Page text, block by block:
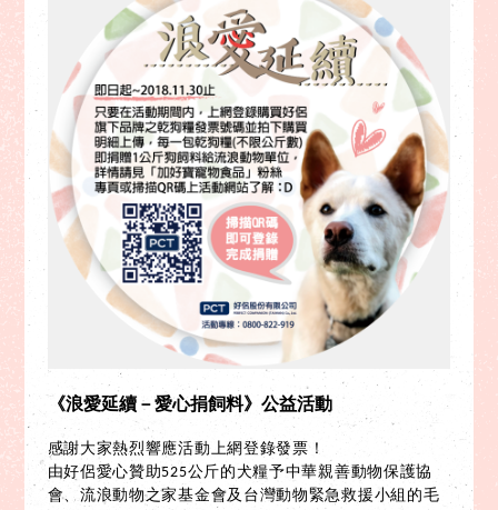
《浪愛延續－愛心捐飼料》公益活動
感謝大家熱烈響應活動上網登錄發票！
由好侶愛心贊助525公斤的犬糧予中華親善動物保護協
會、流浪動物之家基金會及台灣動物緊急救援小組的毛